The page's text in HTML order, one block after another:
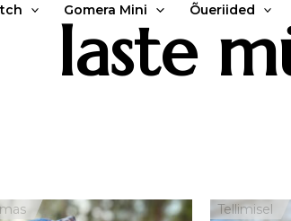
Gomera Mini Õueriided
laste
Tellimisel